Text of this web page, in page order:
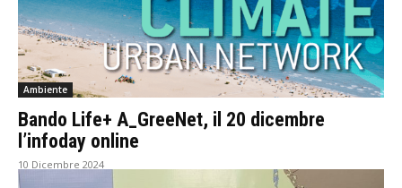
Ambiente
Bando Life+ A_GreeNet, il 20 dicembre
l’infoday online
10 Dicembre 2024